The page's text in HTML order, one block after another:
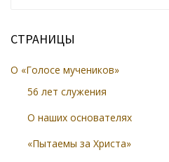
СТРАНИЦЫ
О «Голосе мучеников»
56 лет служения
О наших основателях
«Пытаемы за Христа»